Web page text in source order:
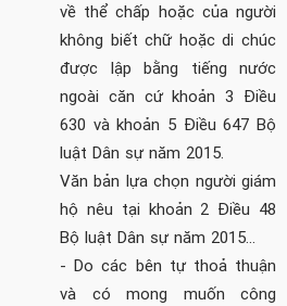
về thể chấp hoặc của người
không biết chữ hoặc di chúc
được lập bằng tiếng nước
ngoài căn cứ khoản 3 Điều
630 và khoản 5 Điều 647 Bộ
luật Dân sự năm 2015.
Văn bản lựa chọn người giám
hộ nêu tại khoản 2 Điều 48
Bộ luật Dân sự năm 2015…
- Do các bên tự thoả thuận
và có mong muốn công